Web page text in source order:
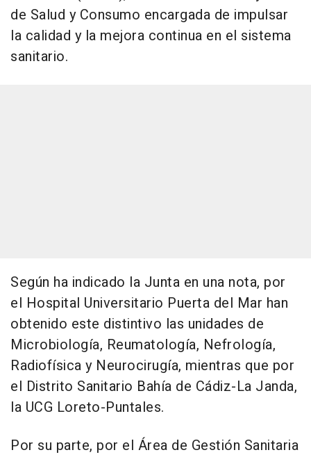
de Salud y Consumo encargada de impulsar
la calidad y la mejora continua en el sistema
sanitario.
Según ha indicado la Junta en una nota, por
el Hospital Universitario Puerta del Mar han
obtenido este distintivo las unidades de
Microbiología, Reumatología, Nefrología,
Radiofísica y Neurocirugía, mientras que por
el Distrito Sanitario Bahía de Cádiz-La Janda,
la UCG Loreto-Puntales.
Por su parte, por el Área de Gestión Sanitaria